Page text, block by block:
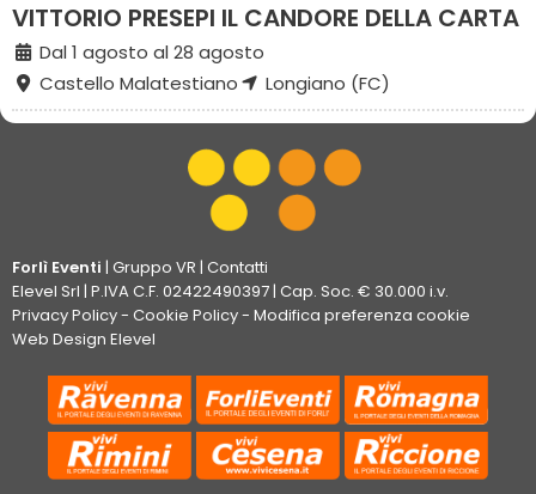
VITTORIO PRESEPI IL CANDORE DELLA CARTA
Dal 1 agosto al 28 agosto
Castello Malatestiano
Longiano (FC)
Forlì Eventi | Gruppo VR | Contatti
Elevel Srl | P.IVA C.F. 02422490397 | Cap. Soc. € 30.000 i.v.
Privacy Policy- Cookie Policy- Modifica preferenza cookie
Web Design Elevel